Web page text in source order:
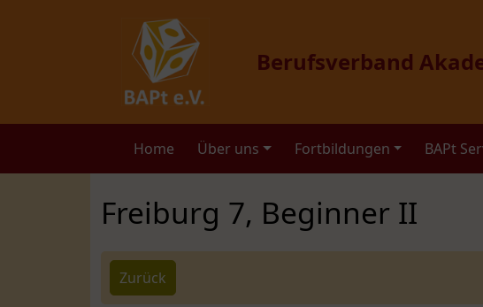
Berufsverband
Home Über uns Fortbildungen BAPt
Freiburg 7, Beginner II
Zurück